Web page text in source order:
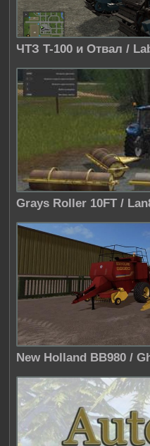
ЧТЗ T-100 и Отвал /
Grays Roller 10FT /
New Holland BB980 /